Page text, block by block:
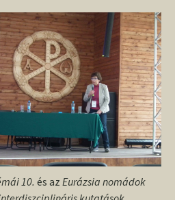
10. és az Eurázsia nomádok